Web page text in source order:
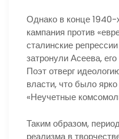
Однако в конце 1940-
кампания против
сталинские
затронули Асеева,
Поэт отверг
власти, что было
«Неучетные
Таким образом,
реализма в